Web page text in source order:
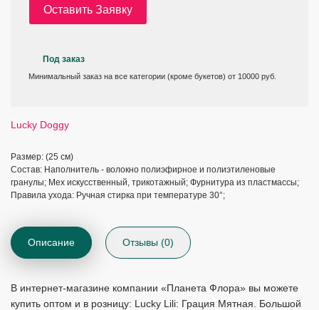
Оставить Заявку
Под заказ
Минимальный заказ на все категории (кроме букетов) от 10000 руб.
Lucky Doggy
Размер: (25 см)
Состав: Наполнитель - волокно полиэфирное и полиэтиленовые
гранулы; Мех искусственный, трикотажный; Фурнитура из пластмассы;
Правила ухода: Ручная стирка при температуре 30°;
Описание Отзывы (0)
В интернет-магазине компании «Планета Флора» вы можете
купить оптом и в розницу: Lucky Lili: Грация Мятная. Большой